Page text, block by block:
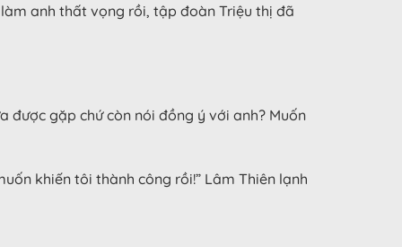
anh thất vọng rồi, tập đoàn Triệu thị đã
được gặp chứ còn nói đồng ý với anh? Muốn
khiến tôi thành công rồi!” Lâm Thiên lạnh